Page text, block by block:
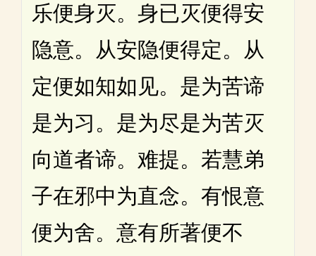
乐便身灭。身已灭便得安
隐意。从安隐便得定。从
定便如知如见。是为苦谛
是为习。是为尽是为苦灭
向道者谛。难提。若慧弟
子在邪中为直念。有恨意
便为舍。意有所著便不